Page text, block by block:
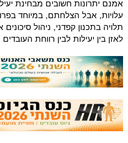
אמנם יתרונות חשובים מבחינת
עלויות, אבל הצלחתם, במיוחד
תלויה בתכנון קפדני, ניהול
לאזן בין יעילות לבין רווחת העובדים